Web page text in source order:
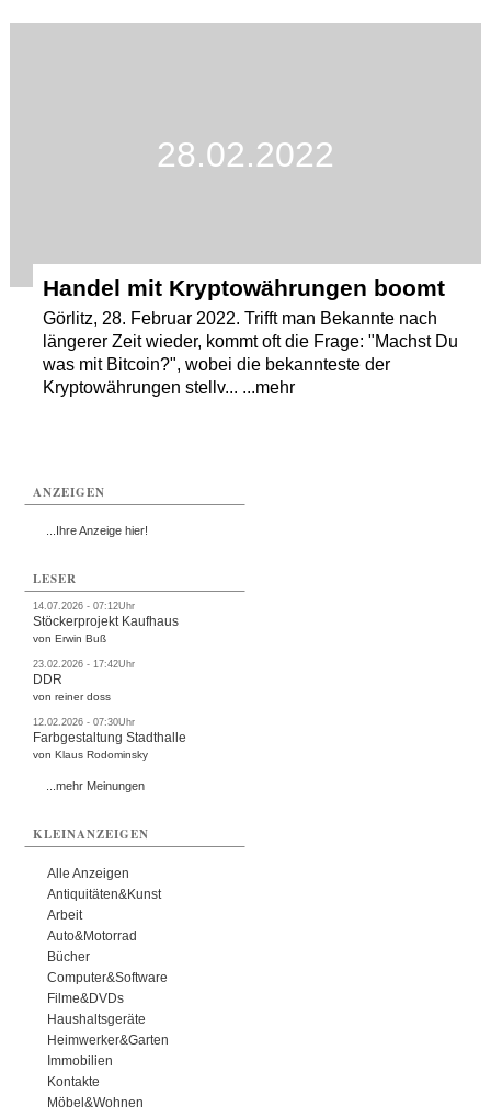
28.02.2022
Handel mit Kryptowährungen boomt
Görlitz, 28. Februar 2022. Trifft man Bekannte nach
längerer Zeit wieder, kommt oft die Frage: "Machst Du
was mit Bitcoin?", wobei die bekannteste der
Kryptowährungen stellv... ...mehr
ANZEIGEN
...Ihre Anzeige hier!
LESER
14.07.2026 - 07:12Uhr
Stöckerprojekt Kaufhaus
von Erwin Buß
23.02.2026 - 17:42Uhr
DDR
von reiner doss
12.02.2026 - 07:30Uhr
Farbgestaltung Stadthalle
von Klaus Rodominsky
...mehr Meinungen
KLEINANZEIGEN
Alle Anzeigen
Antiquitäten&Kunst
Arbeit
Auto&Motorrad
Bücher
Computer&Software
Filme&DVDs
Haushaltsgeräte
Heimwerker&Garten
Immobilien
Kontakte
Möbel&Wohnen